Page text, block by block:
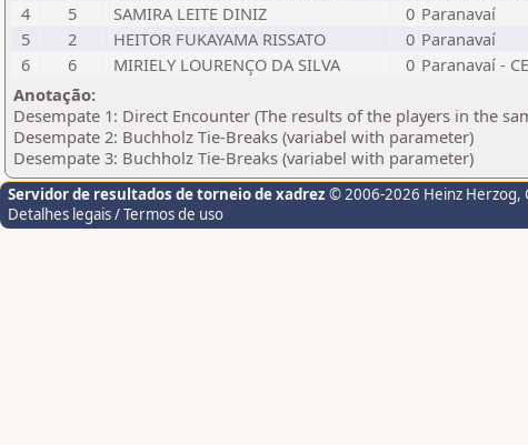
4
5 SAMIRA LEITE DINIZ 0 Paranavaí
5
2 HEITOR FUKAYAMA RISSATO 0 Paranavaí
6
6 MIRIELY LOURENÇO DA SILVA 0 Paranavaí -
Anotação:
Desempate 1: Direct Encounter (The results of the players in the
Desempate 2: Buchholz Tie-Breaks (variabel with parameter)
Desempate 3: Buchholz Tie-Breaks (variabel with parameter)
Servidor de resultados de torneio de xadrez © 2006-2026 Heinz Herzog,
Detalhes legais / Termos de uso